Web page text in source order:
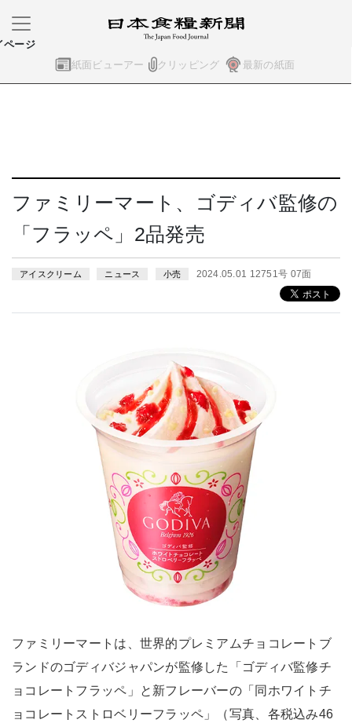
紙面ビューアー クリッピング 最新の紙面
ページ
ファミリーマート、ゴディバ監修の
「フラッペ」2品発売
アイスクリーム ニュース 小売 2024.05.01 12751号 07面
ファミリーマートは、世界的プレミアムチョコレートブ
ランドのゴディバジャパンが監修した「ゴディバ監修チ
ョコレートフラッペ」と新フレーバーの「同ホワイトチ
ョコレートストロベリーフラッペ」（写真、各税込み46